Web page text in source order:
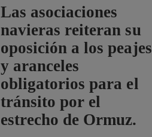
Las asociaciones
navieras reiteran su
oposición a los peajes
y aranceles
obligatorios para el
tránsito por el
estrecho de Ormuz.